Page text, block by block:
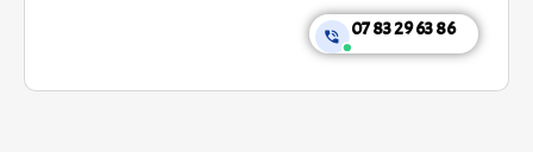
07 83 29 63 86